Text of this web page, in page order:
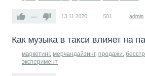
— 13.11.2020 501 admin
Как музыка в такси влияет на
маркетинг, мерчандайзинг, продажи,
эксперимент